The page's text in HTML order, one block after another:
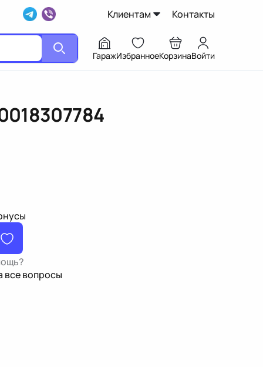
Клиентам Контакты
ГаражИзбранноеКорзинаВойти
все вопросы